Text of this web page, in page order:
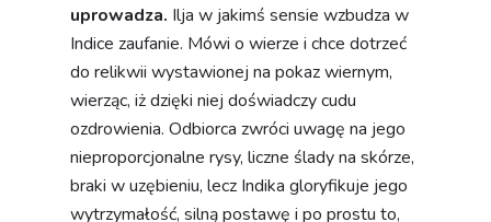
uprowadza. Ilja w jakimś sensie wzbudza w
Indice zaufanie. Mówi o wierze i chce dotrzeć
do relikwii wystawionej na pokaz wiernym,
wierząc, iż dzięki niej doświadczy cudu
ozdrowienia. Odbiorca zwróci uwagę na jego
nieproporcjonalne rysy, liczne ślady na skórze,
braki w uzębieniu, lecz Indika gloryfikuje jego
wytrzymałość, silną postawę i po prostu to,